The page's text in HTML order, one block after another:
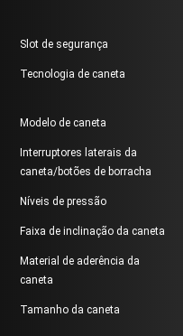
Slot de segurança
Tecnologia de caneta
Modelo de caneta
Interruptores laterais da
caneta/botões de borracha
Níveis de pressão
Faixa de inclinação da caneta
Material de aderência da
caneta
Tamanho da caneta